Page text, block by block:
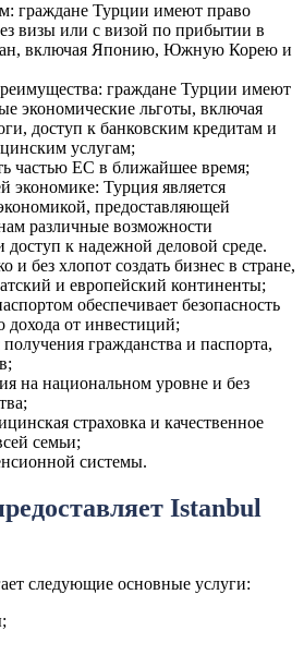
граждане Турции имеют право
визы или с визой по прибытии в
включая Японию, Южную Корею и
граждане Турции имеют
экономические льготы, включая
доступ к банковским кредитам и
услугам;
частью ЕС в ближайшее время;
экономике: Турция является
предоставляющей
различные возможности
доступ к надежной деловой среде.
и без хлопот создать бизнес в стране,
и европейский континенты;
обеспечивает безопасность
дохода от инвестиций;
гражданства и паспорта,
на национальном уровне и без
страховка и качественное
семьи;
системы.
Istanbul
следующие основные услуги: